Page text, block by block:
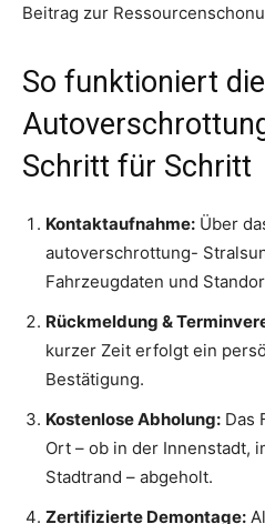
Beitrag zur
So funktioniert die
Schritt für Schritt
Kontaktaufnahme: Über
autoverschrottung-
Fahrzeugdaten und
Rückmeldung &
kurzer Zeit erfolgt ein
Bestätigung.
Kostenlose Abholung: Das
Ort – ob in der Innenstadt,
Stadtrand – abgeholt.
Zertifizierte Demontage: